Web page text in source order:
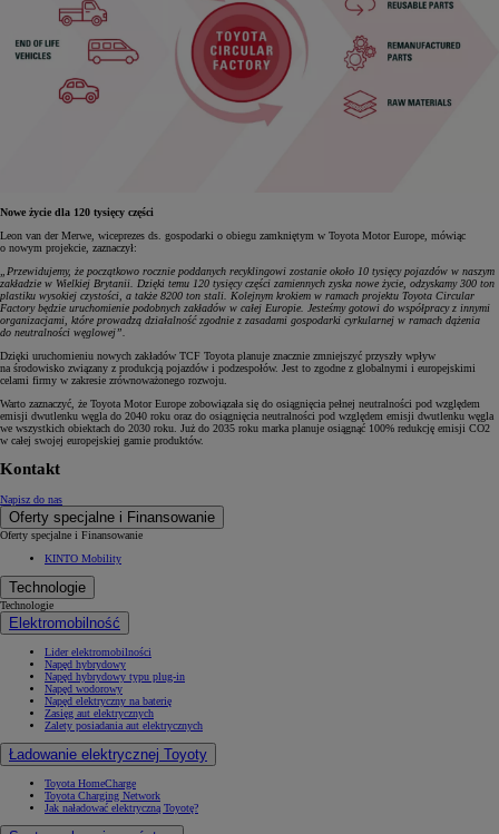
Nowe życie dla 120 tysięcy części
Leon van der Merwe, wiceprezes ds. gospodarki o obiegu zamkniętym w Toyota Motor Europe, mówiąc
o nowym projekcie, zaznaczył:
„Przewidujemy, że początkowo rocznie poddanych recyklingowi zostanie około 10 tysięcy pojazdów w naszym
zakładzie w Wielkiej Brytanii. Dzięki temu 120 tysięcy części zamiennych zyska nowe życie, odzyskamy 300 ton
plastiku wysokiej czystości, a także 8200 ton stali. Kolejnym krokiem w ramach projektu Toyota Circular
Factory będzie uruchomienie podobnych zakładów w całej Europie. Jesteśmy gotowi do współpracy z innymi
organizacjami, które prowadzą działalność zgodnie z zasadami gospodarki cyrkularnej w ramach dążenia
do neutralności węglowej”.
Dzięki uruchomieniu nowych zakładów TCF Toyota planuje znacznie zmniejszyć przyszły wpływ
na środowisko związany z produkcją pojazdów i podzespołów. Jest to zgodne z globalnymi i europejskimi
celami firmy w zakresie zrównoważonego rozwoju.
Warto zaznaczyć, że Toyota Motor Europe zobowiązała się do osiągnięcia pełnej neutralności pod względem
emisji dwutlenku węgla do 2040 roku oraz do osiągnięcia neutralności pod względem emisji dwutlenku węgla
we wszystkich obiektach do 2030 roku. Już do 2035 roku marka planuje osiągnąć 100% redukcję emisji CO2
w całej swojej europejskiej gamie produktów.
Kontakt
Napisz do nas
Oferty specjalne i Finansowanie
Oferty specjalne i Finansowanie
KINTO Mobility
Technologie
Technologie
Elektromobilność
Lider elektromobilności
Napęd hybrydowy
Napęd hybrydowy typu plug-in
Napęd wodorowy
Napęd elektryczny na baterię
Zasięg aut elektrycznych
Zalety posiadania aut elektrycznych
Ładowanie elektrycznej Toyoty
Toyota HomeCharge
Toyota Charging Network
Jak naładować elektryczną Toyotę?